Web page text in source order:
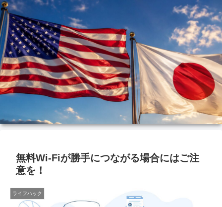
無料Wi-Fiが勝手につながる場合にはご注
意を！
ライフハック